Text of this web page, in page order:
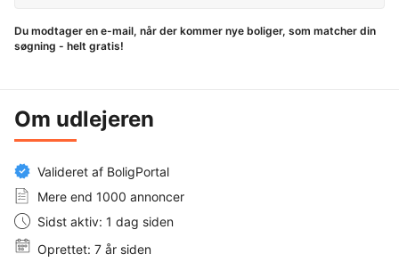
Du modtager en e-mail, når der kommer nye boliger, som matcher din
søgning - helt gratis!
Om udlejeren
Valideret af BoligPortal
Mere end 1000 annoncer
Sidst aktiv: 1 dag siden
Oprettet: 7 år siden